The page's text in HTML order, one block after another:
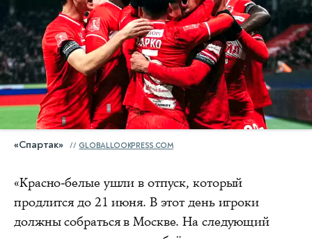
«Спартак» GLOBALLOOKPRESS.COM
«Красно-белые ушли в отпуск, который
продлится до 21 июня. В этот день игроки
должны собраться в Москве. На следующий